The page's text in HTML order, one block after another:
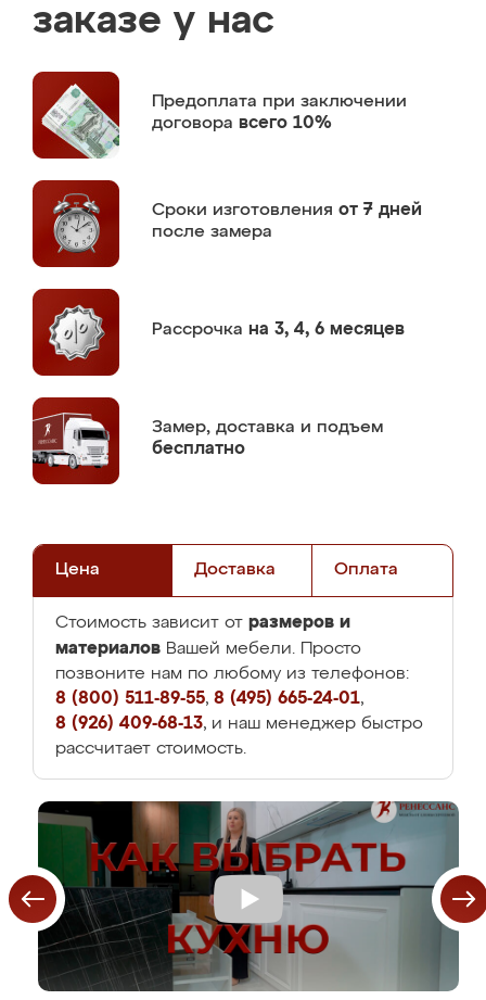
заказе у нас
Предоплата при заключении
договора всего 10%
Сроки изготовления от 7 дней
после замера
Рассрочка на 3, 4, 6 месяцев
Замер, доставка и подъем
бесплатно
Цена Доставка Оплата
Стоимость зависит от размеров и
материалов Вашей мебели. Просто
позвоните нам по любому из телефонов:
8 (800) 511-89-55, 8 (495) 665-24-01,
8 (926) 409-68-13, и наш менеджер быстро
рассчитает стоимость.